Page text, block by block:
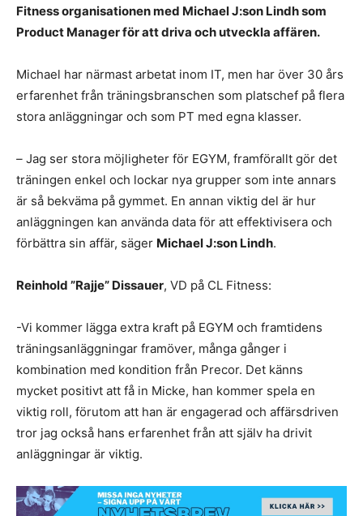
Fitness organisationen med Michael J:son Lindh som
Product Manager för att driva och utveckla affären.
Michael har närmast arbetat inom IT, men har över 30 års
erfarenhet från träningsbranschen som platschef på flera
stora anläggningar och som PT med egna klasser.
– Jag ser stora möjligheter för EGYM, framförallt gör det
träningen enkel och lockar nya grupper som inte annars
är så bekväma på gymmet. En annan viktig del är hur
anläggningen kan använda data för att effektivisera och
förbättra sin affär, säger Michael J:son Lindh.
Reinhold ”Rajje” Dissauer, VD på CL Fitness:
-Vi kommer lägga extra kraft på EGYM och framtidens
träningsanläggningar framöver, många gånger i
kombination med kondition från Precor. Det känns
mycket positivt att få in Micke, han kommer spela en
viktig roll, förutom att han är engagerad och affärsdriven
tror jag också hans erfarenhet från att själv ha drivit
anläggningar är viktig.